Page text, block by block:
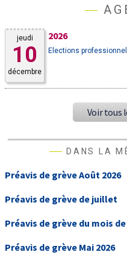
jeudi
10
décembre
2026
Elections
Voir tous
DANS LA
Préavis de grève Août 2026
Préavis de grève de juillet
Préavis de grève du mois
Préavis de grève Mai 2026